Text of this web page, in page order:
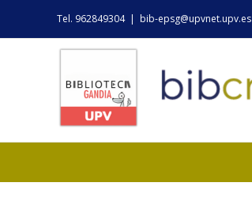
Tel. 962849304 | bib-epsg@upvnet.upv.es